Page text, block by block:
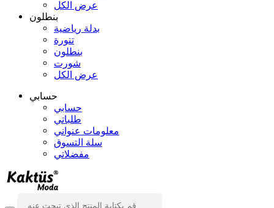
عرض الكل
بنطلون
بدلة رياضية
تنورة
بنطلون
شورت
عرض الكل
حسابي
حسابي
طلباتي
معلومات عنواني
سلة التسوق
مفضلاتي